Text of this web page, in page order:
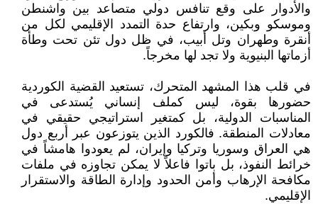
والأدوار على وقع تنافس دولي متصاعد بين واشنطن
وموسكو وبكين، وارتفاع حدة التمدد الإقليمي لكل من
أنقرة وطهران وتل أبيب، في ظل دول تئن تحت وطأة
أزماتها البنيوية ولا تجد لها مخرجاً.
في قلب هذا المشهد المتحرك، تستعيد القضية الكوردية
حضورها بقوة، ليس كملف إنساني يُستدعى في
المناسبات الدولية، بل كمتغير استراتيجي حقيقي في
معادلات المنطقة. فالكورد الذين يتوزعون عبر أربع دول
هي العراق وسوريا وتركيا وإيران، لم يعودوا هامشاً في
خرائط النفوذ، بل باتوا فاعلاً لا يمكن تجاوزه في ملفات
مكافحة الإرهاب وأمن الحدود وإدارة الطاقة والاستقرار
الإقليمي.